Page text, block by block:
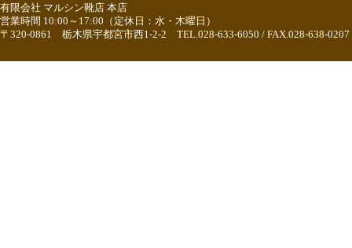
有限会社 マルシン靴店 本店
営業時間 10:00～17:00（定休日：水・木曜日）
〒320-0861 栃木県宇都宮市西1-2-2 TEL.028-633-6050 / FAX.028-638-0207